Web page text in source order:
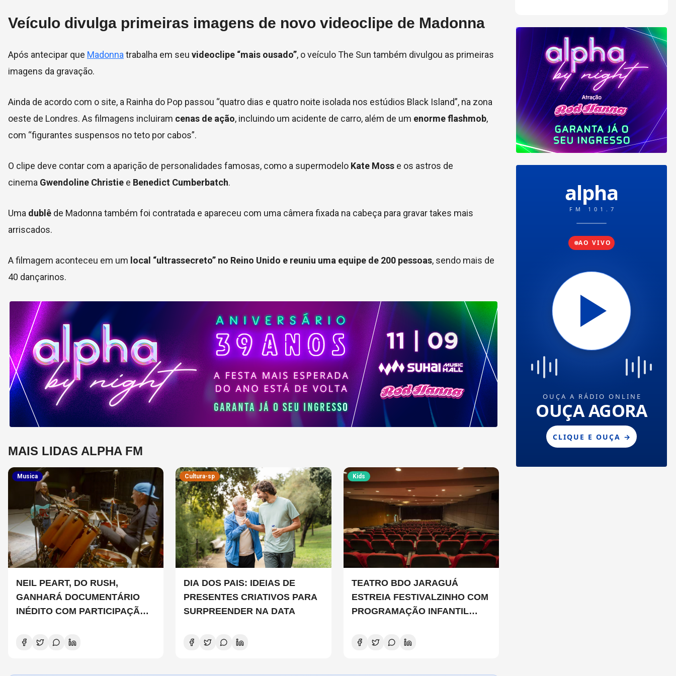
Veículo divulga primeiras imagens de novo videoclipe de Madonna
Após antecipar que Madonna trabalha em seu videoclipe “mais ousado”, o veículo The Sun também divulgou as primeiras
imagens da gravação.
Ainda de acordo com o site, a Rainha do Pop passou “quatro dias e quatro noite isolada nos estúdios Black Island”, na zona
oeste de Londres. As filmagens incluiram cenas de ação, incluindo um acidente de carro, além de um enorme flashmob,
com “figurantes suspensos no teto por cabos”.
O clipe deve contar com a aparição de personalidades famosas, como a supermodelo Kate Moss e os astros de
cinema Gwendoline Christie e Benedict Cumberbatch.
Uma dublê de Madonna também foi contratada e apareceu com uma câmera fixada na cabeça para gravar takes mais
arriscados.
A filmagem aconteceu em um local “ultrassecreto” no Reino Unido e reuniu uma equipe de 200 pessoas, sendo mais de
40 dançarinos.
MAIS LIDAS ALPHA FM
Musica
NEIL PEART, DO RUSH,
GANHARÁ DOCUMENTÁRIO
INÉDITO COM PARTICIPAÇÃO
COPELAND E DANNY CAREY
Cultura-sp
DIA DOS PAIS: IDEIAS DE
PRESENTES CRIATIVOS PARA
SURPREENDER NA DATA
Kids
TEATRO BDO JARAGUÁ
ESTREIA FESTIVALZINHO COM
PROGRAMAÇÃO INFANTIL